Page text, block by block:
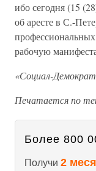
ибо сегодня (15
об аресте в С.-
рабочую
«Социал-
Печатается по
Более 800
Получи 2